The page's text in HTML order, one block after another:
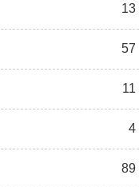
13
57
11
4
89